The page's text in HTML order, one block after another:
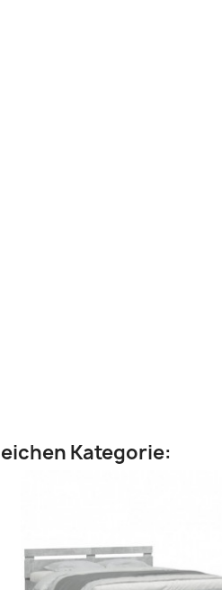
Kategorie: